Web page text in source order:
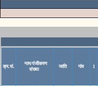
क्र.सं.
नाम/पंजीकरण
संख्या
जाति गांव 1